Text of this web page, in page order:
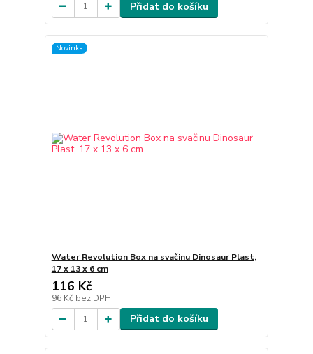
Přidat do košíku
Novinka
Water Revolution Box na svačinu Dinosaur Plast,
17 x 13 x 6 cm
116 Kč
96 Kč bez DPH
Přidat do košíku